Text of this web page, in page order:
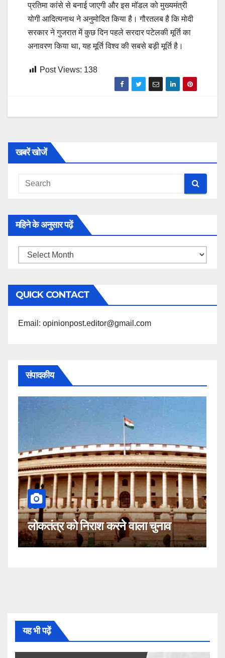
प्रतिमा कांसे से बनाई जाएगी और इस मॉडल को मुख्‍यमंत्री
योगी आदित्‍यनाथ ने अनुमोदित किया है। गौरतलब है कि मोदी
सरकार ने गुजरात में कुछ दिन पहले सरदार पटेलकी मूर्ति का
अनावरण किया था, यह मूर्ति विश्व की सबसे बड़ी मूर्ति है।
Post Views: 138
खबरें खोजें
महिने के अनुसार पढ़ें
महिने
अनुसार
पढ़ें
QUICK CONTACT
Email: opinionpost.editor@gmail.com
संपादकीय
वाला चुनाव
कहीं यह सीजेआई के खिलाफ
नहीं!
यह भी पढ़ें